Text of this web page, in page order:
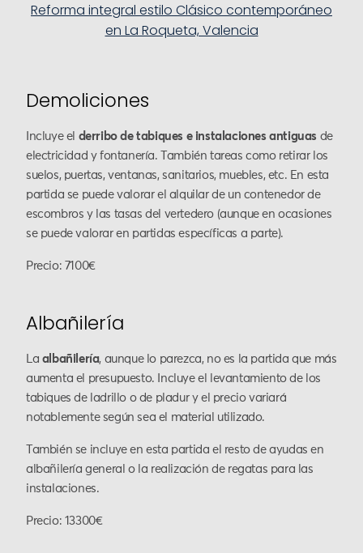
Reforma integral estilo Clásico contemporáneo
en La Roqueta, Valencia
Demoliciones
Incluye el derribo de tabiques e instalaciones antiguas de
electricidad y fontanería. También tareas como retirar los
suelos, puertas, ventanas, sanitarios, muebles, etc. En esta
partida se puede valorar el alquilar de un contenedor de
escombros y las tasas del vertedero (aunque en ocasiones
se puede valorar en partidas específicas a parte).
Precio: 7100€
Albañilería
La albañilería, aunque lo parezca, no es la partida que más
aumenta el presupuesto. Incluye el levantamiento de los
tabiques de ladrillo o de pladur y el precio variará
notablemente según sea el material utilizado.
También se incluye en esta partida el resto de ayudas en
albañilería general o la realización de regatas para las
instalaciones.
Precio: 13300€